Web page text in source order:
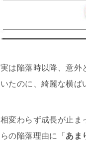
実は陥落時以降、意外
いたのに、綺麗な横ば
相変わらず成長が止ま
らの陥落理由に「 あま